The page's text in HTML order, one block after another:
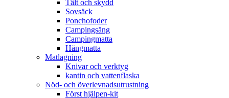
Tält och skydd
Sovsäck
Ponchofoder
Campingsäng
Campingmatta
Hängmatta
Matlagning
Knivar och verktyg
kantin och vattenflaska
Nöd- och överlevnadsutrustning
Först hjälpen-kit